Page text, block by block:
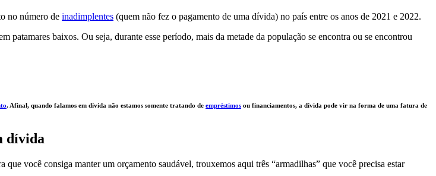
no número de inadimplentes (quem não fez o pagamento de uma dívida) no país entre os anos de 2021 e 2022.
patamares baixos. Ou seja, durante esse período, mais da metade da população se encontra ou se encontrou
. Afinal, quando falamos em dívida não estamos somente tratando de empréstimos ou financiamentos, a dívida pode vir na forma de uma fatura de
dívida
você consiga manter um orçamento saudável, trouxemos aqui três “armadilhas” que você precisa estar